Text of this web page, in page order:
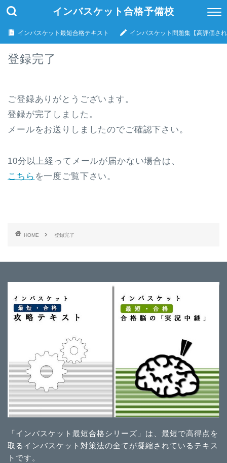
インバスケット合格予備校
インバスケット最短合格テキスト インバスケット問題集【高評価さ
登録完了
ご登録ありがとうございます。
登録が完了しました。
メールをお送りしましたのでご確認下さい。
10分以上経ってメールが届かない場合は、
こちら を一度ご覧下さい。
HOME 登録完了
「インバスケット最短合格シリーズ」は、最短で高得点を
取るインバスケット対策法の全てが凝縮されているテキス
トです。